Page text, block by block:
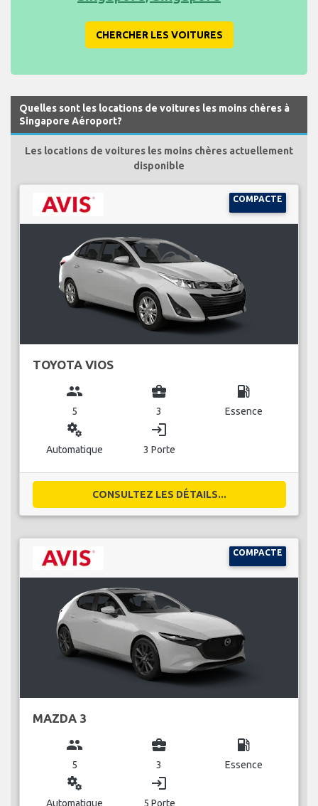
CHERCHER LES VOITURES
Quelles sont les locations de voitures les moins chères à
Singapore Aéroport?
Les locations de voitures les moins chères actuellement
disponible
COMPACTE
TOYOTA VIOS
group
5
business_center
3
local_gas_station
Essence
miscellaneous_services
Automatique
login
3 Porte
CONSULTEZ LES DÉTAILS...
COMPACTE
MAZDA 3
group
5
business_center
3
local_gas_station
Essence
miscellaneous_services
Automatique
login
5 Porte